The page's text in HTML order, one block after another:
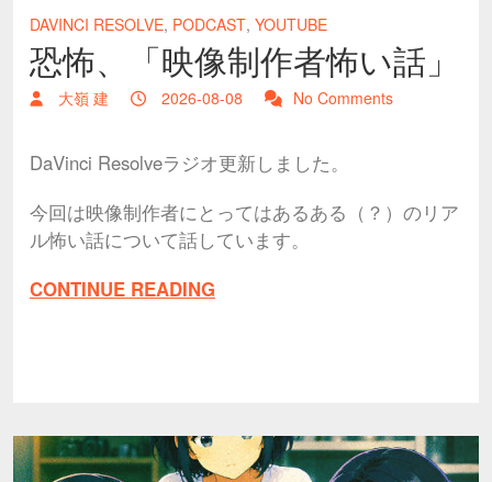
DAVINCI RESOLVE, PODCAST, YOUTUBE
恐怖、「映像制作者怖い話」
大嶺 建 2026-08-08 No Comments
DaVinci Resolveラジオ更新しました。
今回は映像制作者にとってはあるある（？）のリア
ル怖い話について話しています。
CONTINUE READING